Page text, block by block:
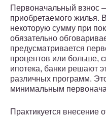
Первоначальный взнос
приобретаемого жилья.
некоторую сумму при
обязательно
предусматривается
процентов или больше,
ипотека, банки решают
различных программ.
минимальным
Практикуется внесение